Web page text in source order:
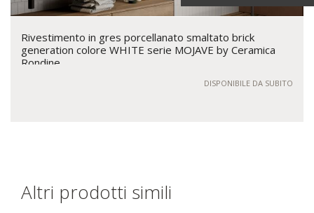
Rivestimento in gres porcellanato smaltato brick
generation colore WHITE serie MOJAVE by Ceramica
Rondine
DISPONIBILE DA SUBITO
Altri prodotti simili